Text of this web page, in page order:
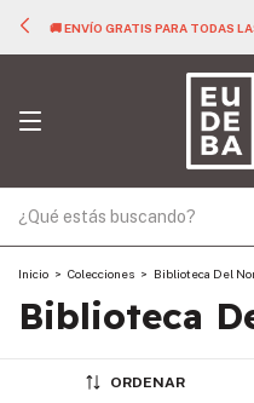
🚚 ENVÍO GRATIS PARA TODAS
Inicio > Colecciones > Biblioteca Del
Biblioteca
ORDENAR